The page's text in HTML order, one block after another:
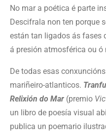
No mar a poética é parte
Descifrala non ten porque
están tan ligados ás fases
á presión atmosférica ou ó
De todas esas
mariñeiro-atlanticos.
Relixión do Mar (premio
un libro de poesía visual
publica un poemario